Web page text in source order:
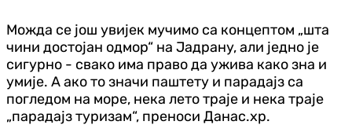
Можда се још увијек мучимо са концептом „шта
чини достојан одмор“ на Јадрану, али једно је
сигурно - свако има право да ужива како зна и
умије. А ако то значи паштету и парадајз са
погледом на море, нека лето траје и нека траје
„парадајз туризам“, преноси Данас.хр.